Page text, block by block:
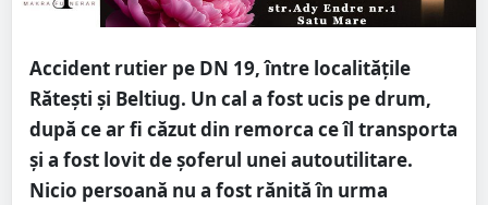
Accident rutier pe DN 19, între localitățile
Rătești și Beltiug. Un cal a fost ucis pe drum,
după ce ar fi căzut din remorca ce îl transporta
și a fost lovit de șoferul unei autoutilitare.
Nicio persoană nu a fost rănită în urma